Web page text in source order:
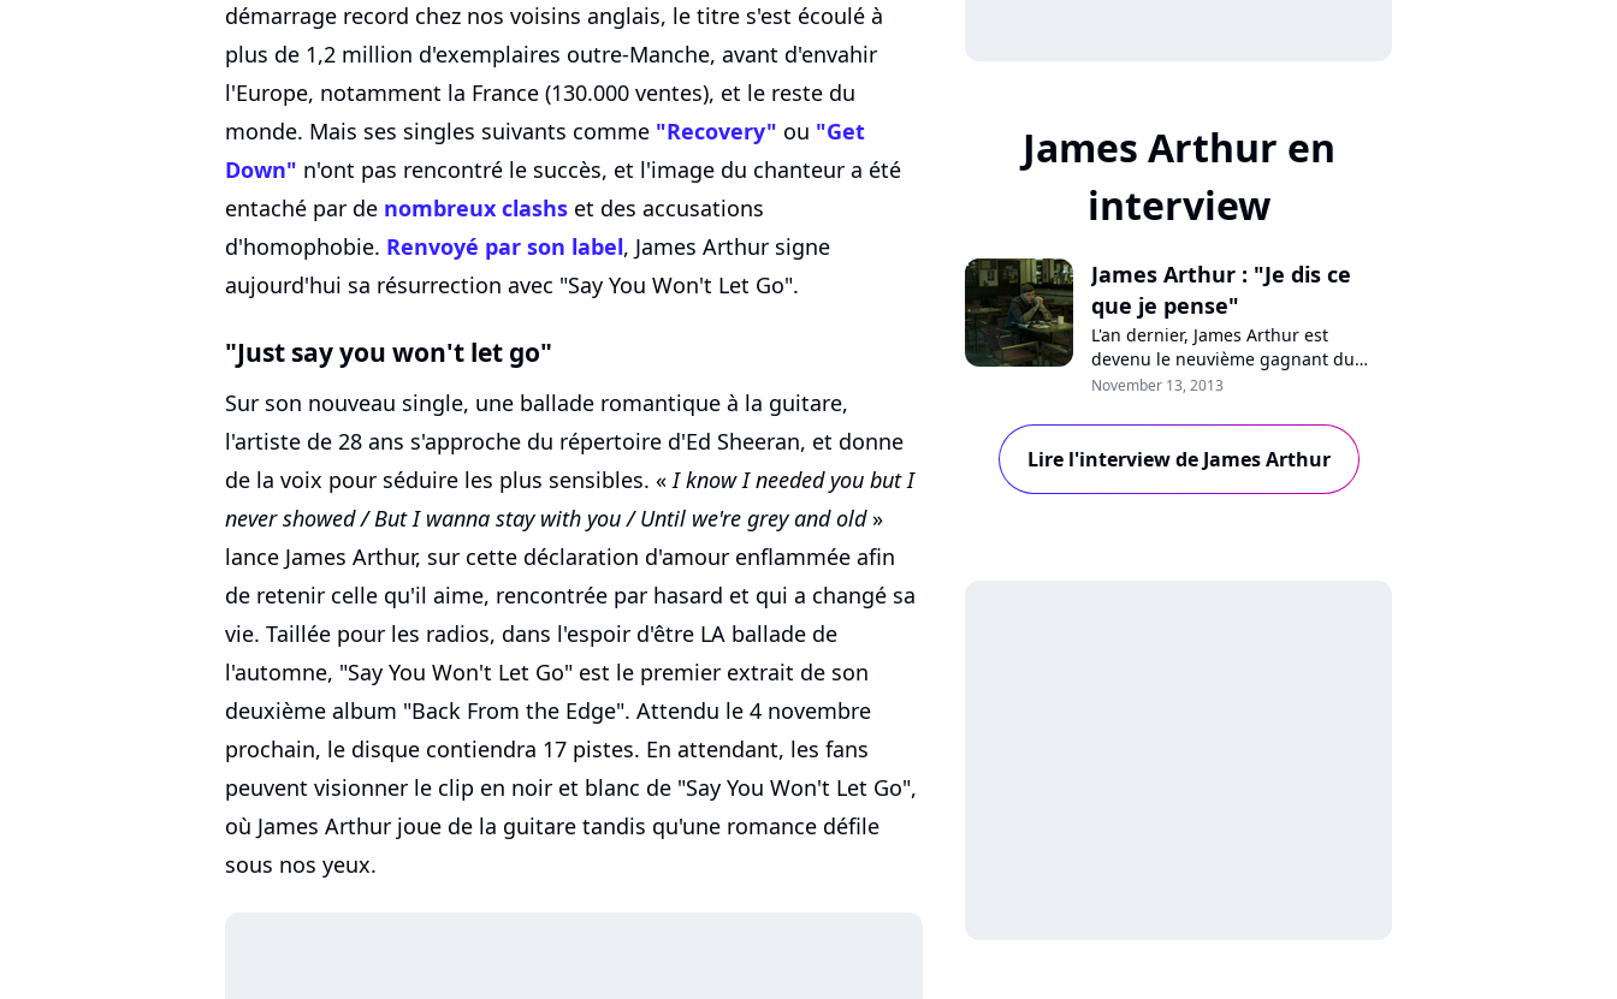
démarrage record chez nos voisins anglais, le titre s'est écoulé à
plus de 1,2 million d'exemplaires outre-Manche, avant d'envahir
l'Europe, notamment la France (130.000 ventes), et le reste du
monde. Mais ses singles suivants comme "Recovery" ou "Get
Down" n'ont pas rencontré le succès, et l'image du chanteur a été
entaché par de nombreux clashs et des accusations
d'homophobie. Renvoyé par son label, James Arthur signe
aujourd'hui sa résurrection avec "Say You Won't Let Go".
"Just say you won't let go"
Sur son nouveau single, une ballade romantique à la guitare,
l'artiste de 28 ans s'approche du répertoire d'Ed Sheeran, et donne
de la voix pour séduire les plus sensibles. «I know I needed you but I
never showed / But I wanna stay with you / Until we're grey and old»
lance James Arthur, sur cette déclaration d'amour enflammée afin
de retenir celle qu'il aime, rencontrée par hasard et qui a changé sa
vie. Taillée pour les radios, dans l'espoir d'être LA ballade de
l'automne, "Say You Won't Let Go" est le premier extrait de son
deuxième album "Back From the Edge". Attendu le 4 novembre
prochain, le disque contiendra 17 pistes. En attendant, les fans
peuvent visionner le clip en noir et blanc de "Say You Won't Let Go",
où James Arthur joue de la guitare tandis qu'une romance défile
sous nos yeux.
James Arthur en
interview
James Arthur : "Je dis ce
que je pense"
L'an dernier, James Arthur est
devenu le neuvième gagnant du
télé-crochet britannique "The X
premier single "Impossible" a
cartonné dans l'Europe entière et il a
November 13, 2013
Lire l'interview de James Arthur